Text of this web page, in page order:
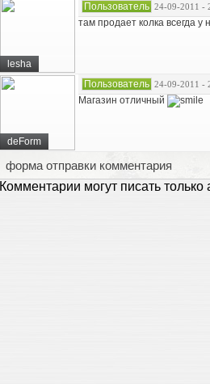
lesha
Пользователь 24-09-2011 -
там продает колка всегда у
deForm
Пользователь 24-09-2011 -
Магазин отличный
форма отправки комментария
Комментарии могут писать